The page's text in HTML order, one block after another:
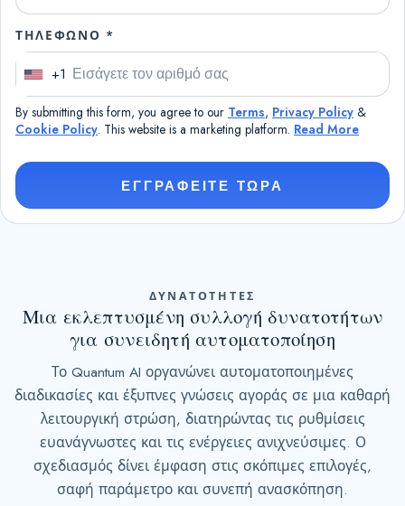
ΤΗΛΈΦΩΝΟ *
U
n
i
S
e
1
+1
By submitting this form, you agree to our Terms, Privacy Policy &
Cookie Policy. This website is a marketing platform. Read More
ΕΓΓΡΑΦΕΙΤΕ ΤΩΡΑ
ΔΥΝΑΤΟΤΗΤΕΣ
Μια εκλεπτυσμένη συλλογή δυνατοτήτων
για συνειδητή αυτοματοποίηση
Το Quantum AI οργανώνει αυτοματοποιημένες
διαδικασίες και έξυπνες γνώσεις αγοράς σε μια καθαρή
λειτουργική στρώση, διατηρώντας τις ρυθμίσεις
ευανάγνωστες και τις ενέργειες ανιχνεύσιμες. Ο
σχεδιασμός δίνει έμφαση στις σκόπιμες επιλογές,
σαφή παράμετρο και συνεπή ανασκόπηση.